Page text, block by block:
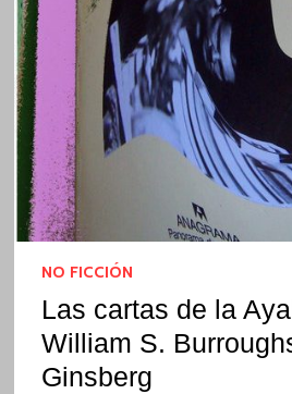
NO FICCIÓN
Las cartas de la
William S.
Ginsberg